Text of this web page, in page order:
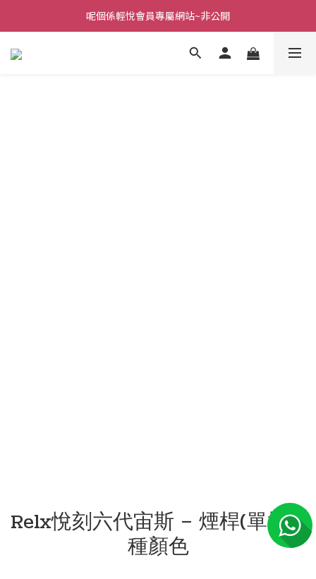
呢個係輕悅會員專屬網站~非公開
Relx悅刻六代宙斯 – 煙桿(單機)3
種顏色